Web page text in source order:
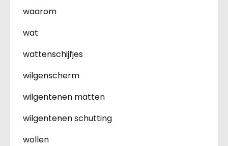
waarom
wat
wattenschijfjes
wilgenscherm
wilgentenen matten
wilgentenen schutting
wollen